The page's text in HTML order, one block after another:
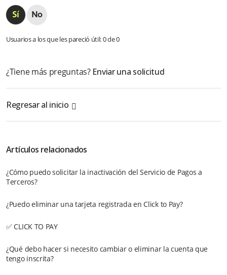
✅ DAVIPLATA
Más información
Usuarios a los que les pareció útil: 0 de 0
¿Tiene más preguntas? Enviar una solicitud
Regresar al inicio
Artículos relacionados
¿Cómo puedo solicitar la inactivación del Servicio de Pagos a
Terceros?
¿Puedo eliminar una tarjeta registrada en Click to Pay?
✅ CLICK TO PAY
¿Qué debo hacer si necesito cambiar o eliminar la cuenta que
tengo inscrita?